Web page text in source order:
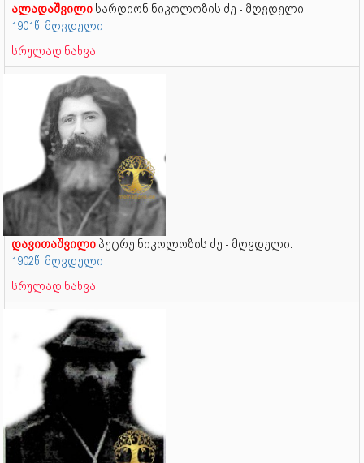
ალადაშვილი სარდიონ ნიკოლოზის ძე - მღვდელი.
1901წ. მღვდელი
სრულად ნახვა
დავითაშვილი პეტრე ნიკოლოზის ძე - მღვდელი.
1902წ. მღვდელი
სრულად ნახვა